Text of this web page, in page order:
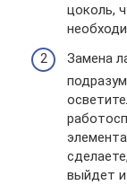
цоколь,
Замена
выйдет